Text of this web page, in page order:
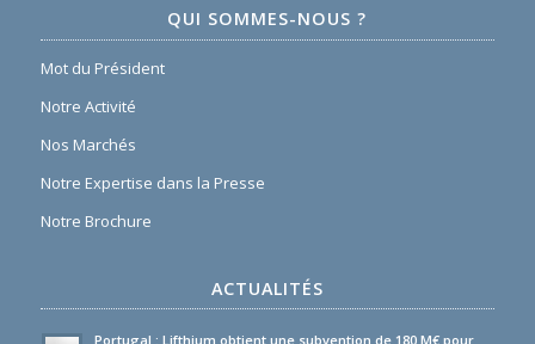
QUI SOMMES-NOUS ?
Mot du Président
Notre Activité
Nos Marchés
Notre Expertise dans la Presse
Notre Brochure
ACTUALITÉS
Portugal : Lifthium obtient une subvention de 180 M€ pour